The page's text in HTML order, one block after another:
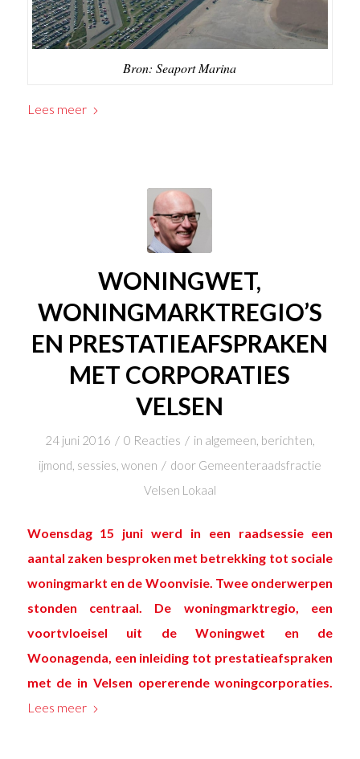
Bron: Seaport Marina
Lees meer
WONINGWET,
WONINGMARKTREGIO’S
EN PRESTATIEAFSPRAKEN
MET CORPORATIES
VELSEN
24 juni 2016 / 0 Reacties / in algemeen, berichten,
ijmond, sessies, wonen / door Gemeenteraadsfractie
Velsen Lokaal
Woensdag 15 juni werd in een raadsessie een
aantal zaken besproken met betrekking tot sociale
woningmarkt en de Woonvisie. Twee onderwerpen
stonden centraal. De woningmarktregio , een
voortvloeisel uit deWoningwet en de
Woonagenda , een inleiding tot prestatieafspraken
met de in Velsen opererende woningcorporaties.
Lees meer